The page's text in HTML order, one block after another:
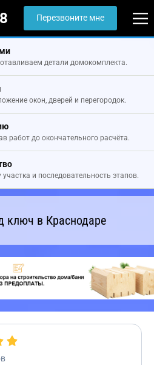
Перезвоните мне
детали домокомплекта.
окон, дверей и перегородок.
работ до окончательного расчёта.
и последовательность этапов.
ключ в Краснодаре